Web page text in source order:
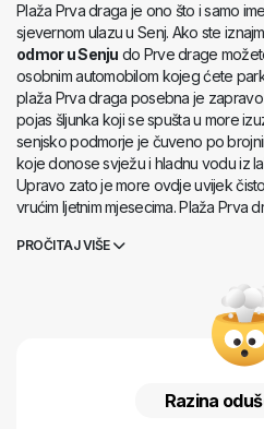
Plaža Prva draga je ono što i samo
sjevernom ulazu u Senj. Ako ste
odmor u Senju do Prve drage
osobnim automobilom kojeg ćete
plaža Prva draga posebna je
pojas šljunka koji se spušta u more
senjsko podmorje je čuveno po
koje donose svježu i hladnu vodu iz
Upravo zato je more ovdje uvijek
vrućim ljetnim mjesecima. Plaža Prva
svoju zaštitu od sunca ponesete za
nalazi tek jedan ugostiteljski objekt
osvježenje, ali je štih divljine ovdje
za one koji žele uživati u
PROČITAJ VIŠE
Razina